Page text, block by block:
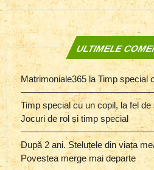
ULTIMELE
Matrimoniale365laTimp special
Timp special cu un copil, la fel
Jocuri de rol și timp special
După 2 ani. Steluțele din viața
Povestea merge mai departe